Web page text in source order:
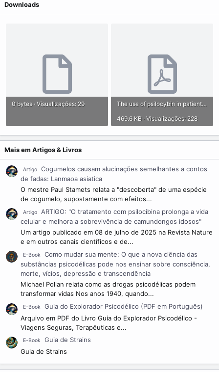
Downloads
0 bytes · Visualizações: 29
The use of psilocybin in patients with advanced cancer and existential.pdf
469.6 KB · Visualizações: 228
Mais em Artigos & Livros
Artigo
Cogumelos causam alucinações semelhantes a contos
de fadas: Lanmaoa asiatica
O mestre Paul Stamets relata a "descoberta" de uma espécie
de cogumelo, supostamente com efeitos...
Artigo
ARTIGO: "O tratamento com psilocibina prolonga a vida
celular e melhora a sobrevivência de camundongos idosos"
Um artigo publicado em 08 de julho de 2025 na Revista Nature
e em outros canais científicos e de...
E-Book
Como mudar sua mente: O que a nova ciência das
substâncias psicodélicas pode nos ensinar sobre consciência,
morte, vícios, depressão e transcendência
Michael Pollan relata como as drogas psicodélicas podem
transformar vidas Nos anos 1940, quando...
E-Book
Guia do Explorador Psicodélico (PDF em Português)
Arquivo em PDF do Livro Guia do Explorador Psicodélico -
Viagens Seguras, Terapêuticas e...
E-Book
Guia de Strains
Guia de Strains